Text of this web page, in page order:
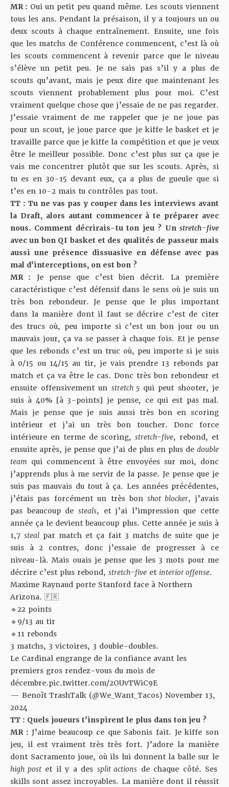
MR : Oui un petit peu quand même. Les scouts viennent
tous les ans. Pendant la présaison, il y a toujours un ou
deux scouts à chaque entraînement. Ensuite, une fois
que les matchs de Conférence commencent, c’est là où
les scouts commencent à revenir parce que le niveau
s’élève un petit peu. Je ne sais pas s’il y a plus de
scouts qu’avant, mais je peux dire que maintenant les
scouts viennent probablement plus pour moi. C’est
vraiment quelque chose que j’essaie de ne pas regarder.
J’essaie vraiment de me rappeler que je ne joue pas
pour un scout, je joue parce que je kiffe le basket et je
travaille parce que je kiffe la compétition et que je veux
être le meilleur possible. Donc c’est plus sur ça que je
vais me concentrer plutôt que sur les scouts. Après, si
tu es en 30-15 devant eux, ça a plus de gueule que si
t’es en 10-2 mais tu contrôles pas tout.
TT : Tu ne vas pas y couper dans les interviews avant
la Draft, alors autant commencer à te préparer avec
nous. Comment décrirais-tu ton jeu ? Un stretch-five
avec un bon QI basket et des qualités de passeur mais
aussi une présence dissuasive en défense avec pas
mal d’interceptions, on est bon ?
MR : Je pense que c’est bien décrit. La première
caractéristique c’est défensif dans le sens où je suis un
très bon rebondeur. Je pense que le plus important
dans la manière dont il faut se décrire c’est de citer
des trucs où, peu importe si c’est un bon jour ou un
mauvais jour, ça va se passer à chaque fois. Et je pense
que les rebonds c’est un truc où, peu importe si je suis
à 0/15 ou 14/15 au tir, je vais prendre 13 rebonds par
match et ça va être le cas. Donc très bon rebondeur et
ensuite offensivement un stretch 5 qui peut shooter, je
suis à 40% [à 3-points] je pense, ce qui est pas mal.
Mais je pense que je suis aussi très bon en scoring
intérieur et j’ai un très bon toucher. Donc force
intérieure en terme de scoring,stretch-five, rebond, et
ensuite après, je pense que j’ai de plus en plus de double
team qui commencent à être envoyées sur moi, donc
j’apprends plus à me servir de la passe. Je pense que je
suis pas mauvais du tout à ça. Les années précédentes,
j’étais pas forcément un très bonshot blocker, j’avais
pas beaucoup de steals, et j’ai l’impression que cette
année ça le devient beaucoup plus. Cette année je suis à
1,7steal par match et ça fait 3 matchs de suite que je
suis à 2 contres, donc j’essaie de progresser à ce
niveau-là. Mais ouais je pense que les 3 mots pour me
décrire c’est plus rebond, stretch-five et interior offense.
Maxime Raynaud porte Stanford face à Northern
Arizona. 🇫🇷
🔹22 points
🔹9/13 au tir
🔹11 rebonds
3 matchs, 3 victoires, 3 double-doubles.
Le Cardinal engrange de la confiance avant les
premiers gros rendez-vous du mois de
décembre.pic.twitter.com/2OUvTWiC9E
— Benoît TrashTalk (@We_Want_Tacos) November 13,
2024
TT : Quels joueurs t’inspirent le plus dans ton jeu ?
MR : J’aime beaucoup ce que Sabonis fait. Je kiffe son
jeu, il est vraiment très très fort. J’adore la manière
dont Sacramento joue, où ils lui donnent la balle sur le
high postet il y a des split actions de chaque côté. Ses
skills sont assez incroyables. La manière dont il réussit